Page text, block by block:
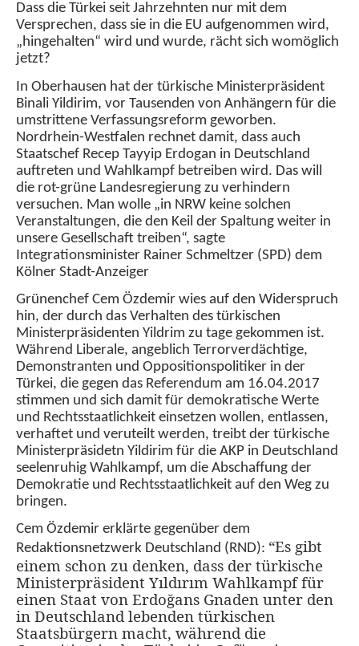
Dass die Türkei seit Jahrzehnten nur mit dem
Versprechen, dass sie in die EU aufgenommen wird,
„hingehalten“ wird und wurde, rächt sich womöglich
jetzt?
In Oberhausen hat der türkische Ministerpräsident
Binali Yildirim, vor Tausenden von Anhängern für die
umstrittene Verfassungsreform geworben.
Nordrhein-Westfalen rechnet damit, dass auch
Staatschef Recep Tayyip Erdogan in Deutschland
auftreten und Wahlkampf betreiben wird. Das will
die rot-grüne Landesregierung zu verhindern
versuchen. Man wolle „in NRW keine solchen
Veranstaltungen, die den Keil der Spaltung weiter in
unsere Gesellschaft treiben“, sagte
Integrationsminister Rainer Schmeltzer (SPD) dem
Kölner Stadt-Anzeiger
Grünenchef Cem Özdemir wies auf den Widerspruch
hin, der durch das Verhalten des türkischen
Ministerpräsidenten Yildrim zu tage gekommen ist.
Während Liberale, angeblich Terrorverdächtige,
Demonstranten und Oppositionspolitiker in der
Türkei, die gegen das Referendum am 16.04.2017
stimmen und sich damit für demokratische Werte
und Rechtsstaatlichkeit einsetzen wollen, entlassen,
verhaftet und veruteilt werden, treibt der türkische
Ministerpräsidetn Yildirim für die AKP in Deutschland
seelenruhig Wahlkampf, um die Abschaffung der
Demokratie und Rechtsstaatlichkeit auf den Weg zu
bringen.
Cem Özdemir erklärte gegenüber dem
Redaktionsnetzwerk Deutschland (RND): “Es gibt
einem schon zu denken, dass der türkische
Ministerpräsident Yıldırım Wahlkampf für
einen Staat von Erdoğans Gnaden unter den
in Deutschland lebenden türkischen
Staatsbürgern macht, während die